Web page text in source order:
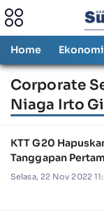
Home
Corporate
Niaga Irto
KTT G20
Tanggapan
Selasa, 22 Nov 2022